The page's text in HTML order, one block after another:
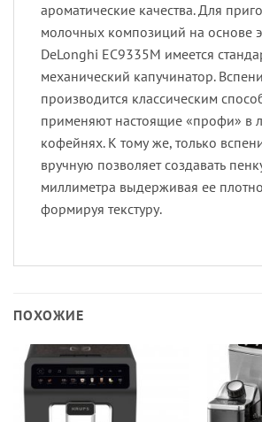
ароматические качества. Для
молочных композиций на основе
DeLonghi EC9335M имеется
механический капучинатор.
производится классическим
применяют настоящие «профи» в
кофейнях. К тому же, только
вручную позволяет создавать
миллиметра выдерживая ее
формируя текстуру.
ПОХОЖИЕ